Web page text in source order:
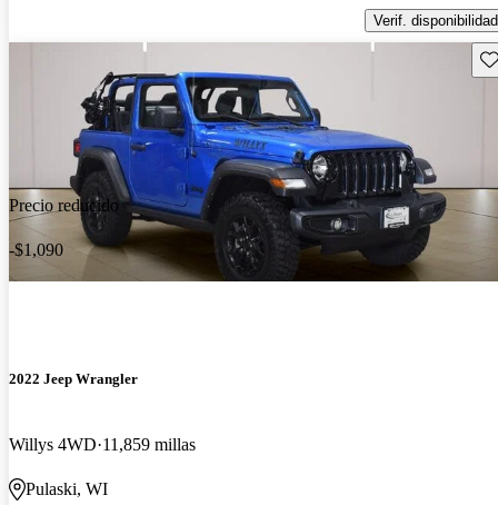
Verif. disponibilidad
Precio reducido
-$1,090
2022 Jeep Wrangler
Willys 4WD 11,859 millas
Pulaski, WI